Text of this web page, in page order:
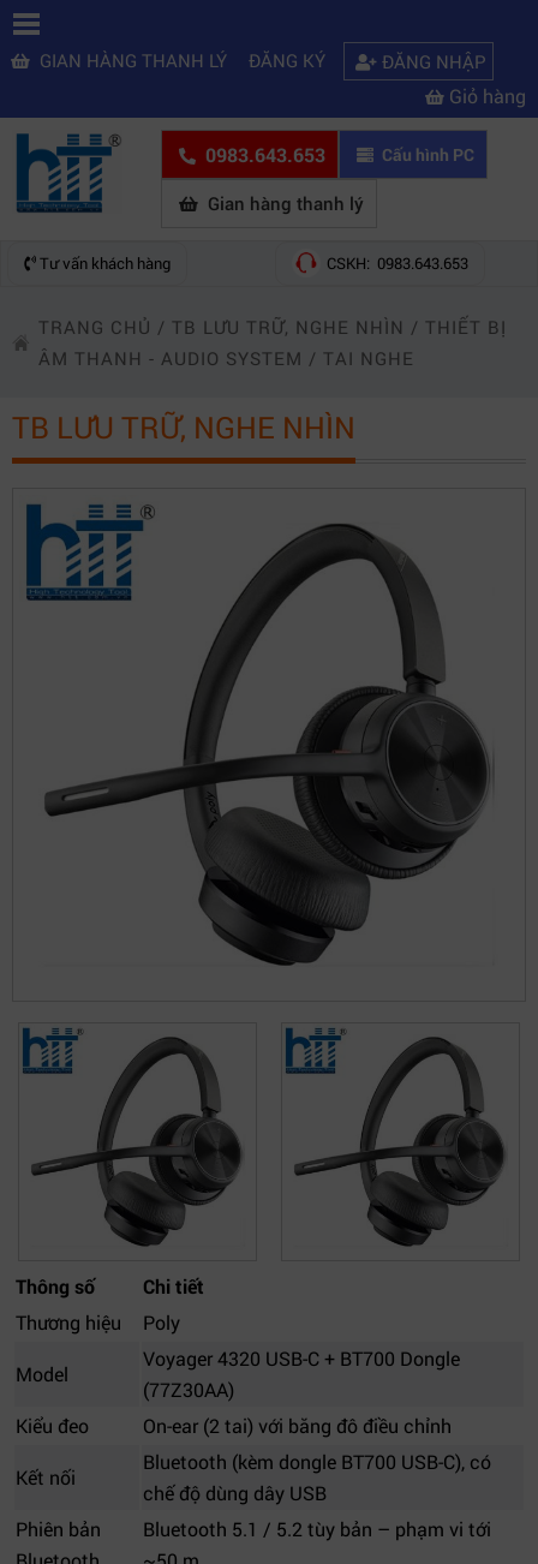
GIAN HÀNG THANH LÝ ĐĂNG KÝ ĐĂNG NHẬP
Giỏ hàng
0983.643.653 Cấu hình PC
Gian hàng thanh lý
Tư vấn khách hàng CSKH: 0983.643.653
TRANG CHỦ / TB LƯU TRỮ, NGHE NHÌN / THIẾT BỊ
ÂM THANH - AUDIO SYSTEM / TAI NGHE
TB LƯU TRỮ, NGHE NHÌN
Thông số
Chi tiết
Thương hiệu
Poly
Model
Voyager 4320 USB-C + BT700 Dongle
(77Z30AA)
Kiểu đeo
On-ear (2 tai) với băng đô điều chỉnh
Kết nối
Bluetooth (kèm dongle BT700 USB-C), có
chế độ dùng dây USB
Phiên bản
Bluetooth 5.1 / 5.2 tùy bản – phạm vi tới